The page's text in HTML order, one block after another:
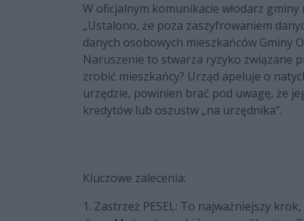
W oficjalnym komunikacie włodarz
„Ustalono, że poza zaszyfrowaniem
danych osobowych mieszkańców Gminy
Naruszenie to stwarza ryzyko związane
zrobić mieszkańcy? Urząd apeluje o
urzędzie, powinien brać pod uwagę, że
kredytów lub oszustw „na urzędnika”.
Kluczowe zalecenia:
1. Zastrzeż PESEL: To najważniejszy